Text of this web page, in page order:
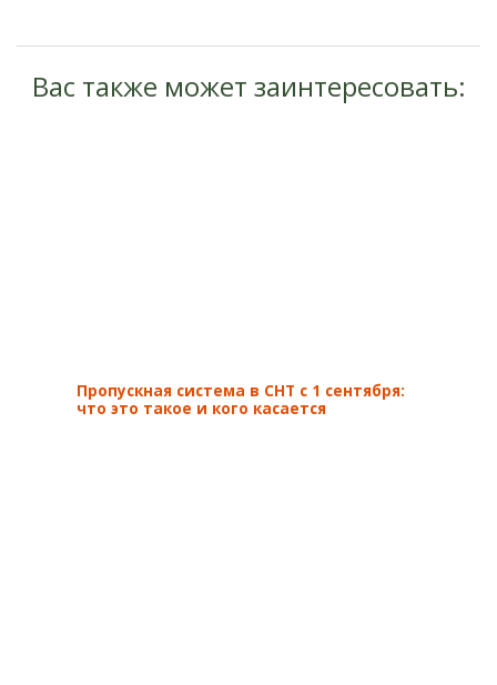
Вас также может заинтересовать:
Пропускная система в СНТ с 1 сентября:
что это такое и кого касается